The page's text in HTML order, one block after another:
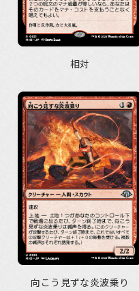
相対
向こう見ずな炎波乗り